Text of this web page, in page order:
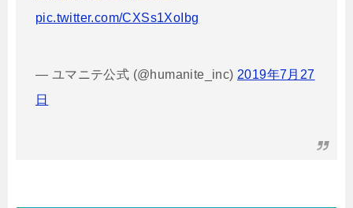
pic.twitter.com/CXSs1XoIbg
— ユマニテ公式 (@humanite_inc) 2019年7月27
日